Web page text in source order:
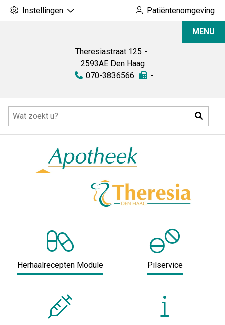
Instellingen Patiëntenomgeving
Theresiastraat 125
2593AE Den Haag
Tel:
070-3836566 Fax:
-
MENU
Herhaalrecepten Module Pilservice